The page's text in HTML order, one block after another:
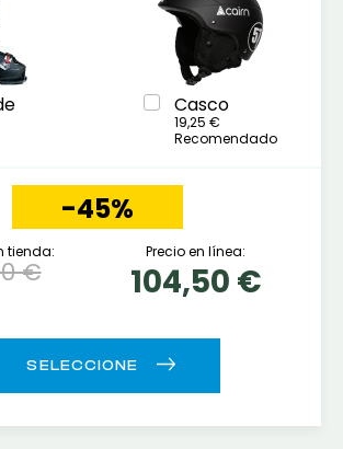
Casco
19,25 €
Recomendado
-45%
tienda:
€
Precio en línea:
104,50 €